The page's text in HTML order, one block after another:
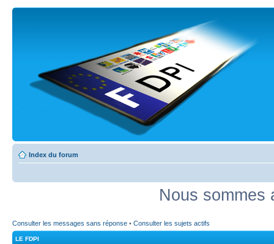
Index du forum
Nous sommes
Consulter les messages sans réponse • Consulter les sujets actifs
LE FDPI